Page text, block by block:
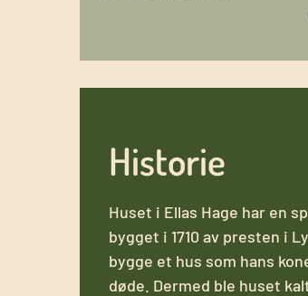
Historie
Huset i Ellas Hage har en
bygget i 1710 av presten i
bygge et hus som hans
døde. Dermed ble huset